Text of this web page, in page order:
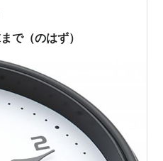
で（のはず）